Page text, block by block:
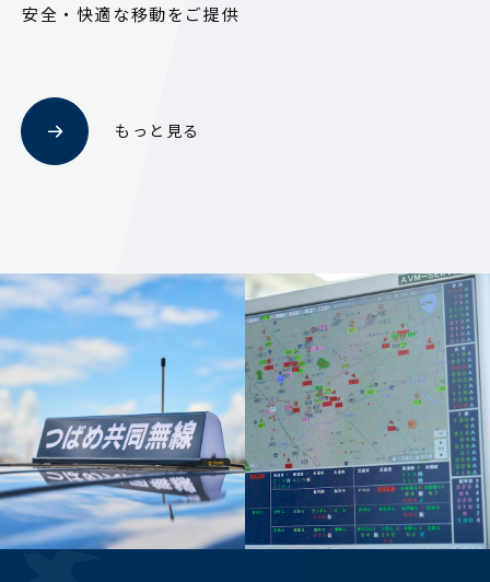
安全・快適な移動をご提供
もっと見る